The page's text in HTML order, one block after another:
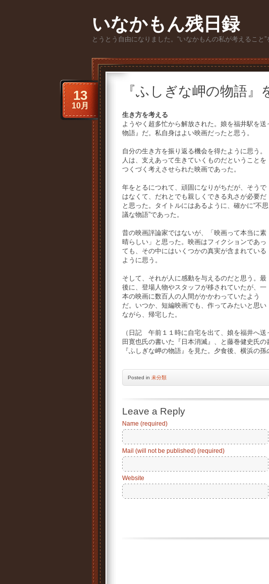
いなかもん残日録
とうとう自由になりました。“いなかもんの私が考えること”
『ふしぎな岬の物語
13
10月
生き方を考える
ようやく超多忙から解放された。娘を福井駅を
物語』だ。私自身はよい映画だったと思う。
自分の生き方を振り返る機会を得たように思う。
人は、支えあって生きていくものだということを
つくづく考えさせられた映画であった。
年をとるにつれて、頑固になりがちだが、そうで
はなくて、だれとでも親しくできる丸さが必要だ
と思った。タイトルにはあるように、確かに“不思
議な物語”であった。
昔の映画評論家ではないが、「映画って本当に素
晴らしい」と思った。映画はフィクションであっ
ても、その中にはいくつかの真実が含まれている
ように思う。
そして、それが人に感動を与えるのだと思う。最
後に、登場人物やスタッフが移されていたが、一
本の映画に数百人の人間がかかわっていたよう
だ。いつか、短編映画でも、作ってみたいと思い
ながら、帰宅した。
（日記 午前１１時に自宅を出て、娘を福井へ
田寛也氏の書いた『日本消滅』、と藤巻健史氏
『ふしぎな岬の物語』を見た。夕食後、横浜の
Posted in 未分類
Leave a Reply
Name (required)
Mail (will not be published) (required)
Website